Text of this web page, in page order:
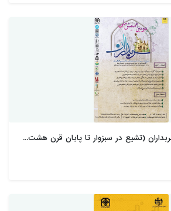
(تشيع در سبزوار تا پايان قرن هشت...